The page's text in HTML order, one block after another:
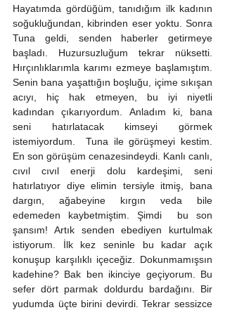
Hayatımda gördüğüm, tanıdığım ilk kadının
soğukluğundan, kibrinden eser yoktu. Sonra
Tuna geldi, senden haberler getirmeye
başladı. Huzursuzluğum tekrar nüksetti.
Hırçınlıklarımla karımı ezmeye başlamıştım.
Senin bana yaşattığın boşluğu, içime sıkışan
acıyı, hiç hak etmeyen, bu iyi niyetli
kadından çıkarıyordum. Anladım ki, bana
seni hatırlatacak kimseyi görmek
istemiyordum.  Tuna ile görüşmeyi kestim.
En son görüşüm cenazesindeydi. Kanlı canlı,
cıvıl cıvıl enerji dolu kardeşimi, seni
hatırlatıyor diye elimin tersiyle itmiş, bana
dargın, ağabeyine kırgın veda bile
edemeden kaybetmiştim. Şimdi  bu son
şansım! Artık senden ebediyen kurtulmak
istiyorum. İlk kez seninle bu kadar açık
konuşup karşılıklı içeceğiz. Dokunmamışsın
kadehine? Bak ben ikinciye geçiyorum. Bu
sefer dört parmak doldurdu bardağını. Bir
yudumda üçte birini devirdi. Tekrar sessizce